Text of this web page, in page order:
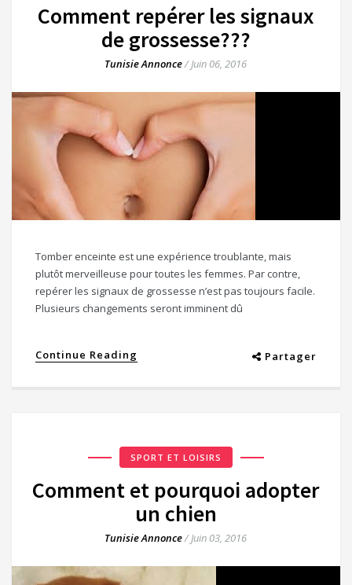
Comment repérer les signaux
de grossesse???
Tunisie Annonce/Juin 06, 2016
Tomber enceinte est une expérience troublante, mais
plutôt merveilleuse pour toutes les femmes. Par contre,
repérer les signaux de grossesse n’est pas toujours facile.
Plusieurs changements seront imminent dû
Continue Reading Partager
SPORT ET LOISIRS
Comment et pourquoi adopter
un chien
Tunisie Annonce/Juin 03, 2016